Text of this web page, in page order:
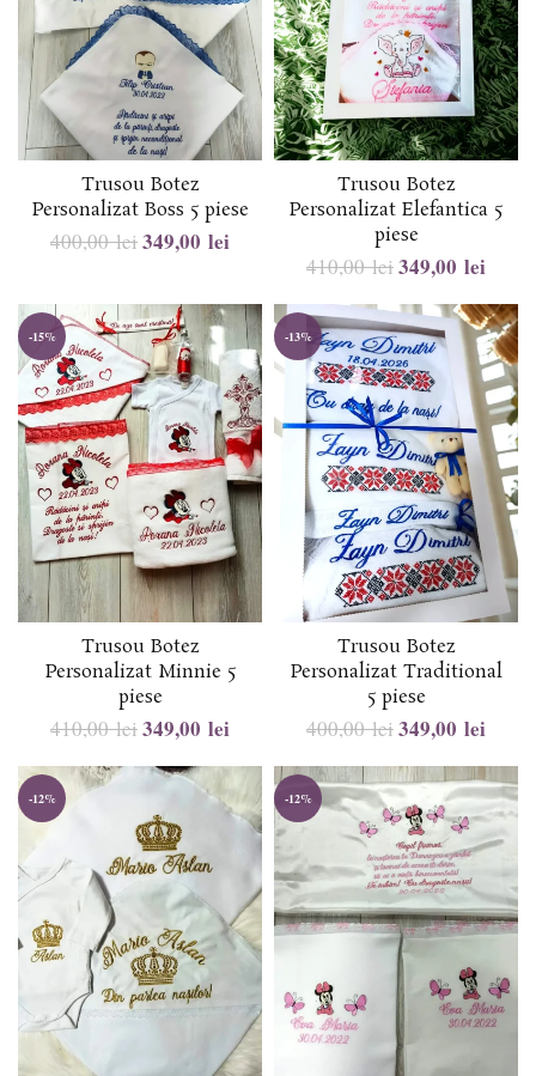
Trusou Botez
Personalizat Boss 5 piese
400,00lei349,00 lei
Trusou Botez
Personalizat Elefantica 5
piese
410,00lei349,00 lei
-15%
Trusou Botez
Personalizat Minnie 5
piese
410,00lei349,00 lei
-13%
Trusou Botez
Personalizat Traditional
5 piese
400,00lei349,00 lei
-12% -12%